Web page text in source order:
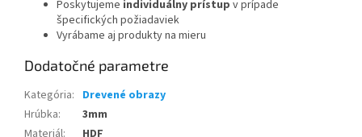
Poskytujeme individuálny prístup v prípade
špecifických požiadaviek
Vyrábame aj produkty na mieru
Dodatočné parametre
Kategória: Drevené obrazy
Hrúbka:
3mm